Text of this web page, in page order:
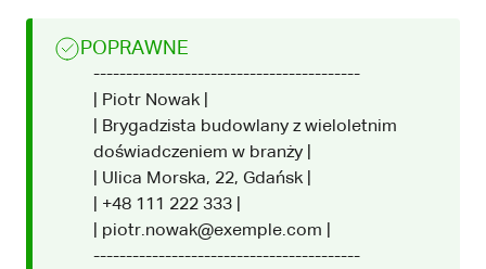
POPRAWNE
-----------------------------------------
| Piotr Nowak |
| Brygadzista budowlany z wieloletnim
doświadczeniem w branży |
| Ulica Morska, 22, Gdańsk |
| +48 111 222 333 |
| piotr.nowak@exemple.com |
-----------------------------------------